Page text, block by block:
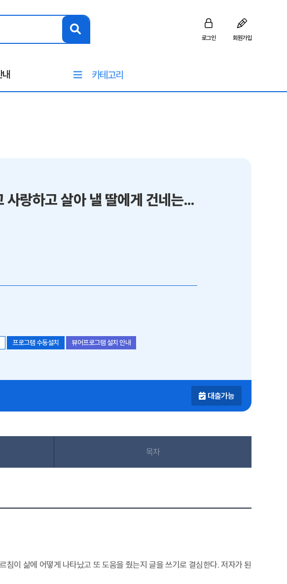
로그인 회원가입
카테고리
딸에게 보내는 인문학 편지 : 배우고 사랑하고 살아 낼 딸에게 건네는 위대한 고전들
프로그램 수동설치 뷰어프로그램 설치 안내
대출가능
목차
이 삶에 어떻게 나타났고 또 도움을 줬는지 글을 쓰기로 결심한다. 저자가 된